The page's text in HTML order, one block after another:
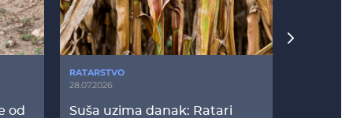
od
RATARSTVO
28.07.2026
Suša uzima danak: Ratari